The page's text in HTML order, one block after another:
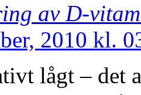
av D-
2010 kl.
lågt – det